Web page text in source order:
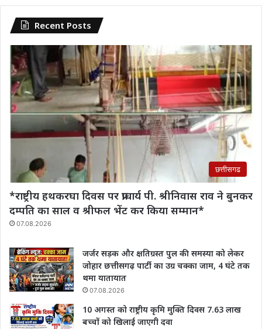
Recent Posts
छत्तीसगढ
*राष्ट्रीय हथकरघा दिवस पर प्राचार्य पी. श्रीनिवास राव‌ ने बुनकर
दम्पति का साल व श्रीफल भेंट कर किया सम्मान*
07.08.2026
जर्जर सड़क और क्षतिग्रस्त पुल की समस्या को लेकर
जोहार छत्तीसगढ़ पार्टी का उग्र चक्का जाम, 4 घंटे तक
थमा यातायात
07.08.2026
10 अगस्त को राष्ट्रीय कृमि मुक्ति दिवस 7.63 लाख
बच्चों को खिलाई जाएगी दवा